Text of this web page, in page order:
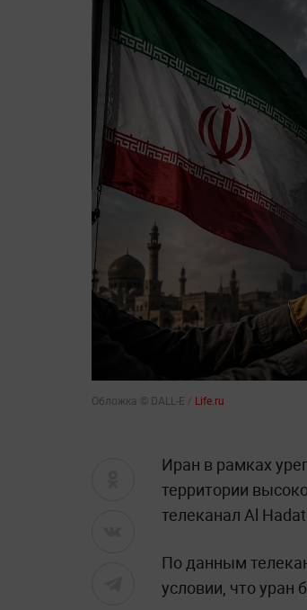
Обложка © DALL-E / Life.ru
Иран в рамках
территории
телеканал Al
По данным
условии, что уран